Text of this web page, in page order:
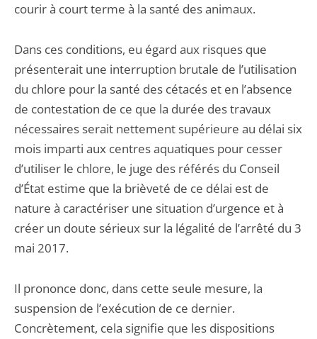
courir à court terme à la santé des animaux.
Dans ces conditions, eu égard aux risques que
présenterait une interruption brutale de l’utilisation
du chlore pour la santé des cétacés et en l’absence
de contestation de ce que la durée des travaux
nécessaires serait nettement supérieure au délai six
mois imparti aux centres aquatiques pour cesser
d’utiliser le chlore, le juge des référés du Conseil
d’État estime que la brièveté de ce délai est de
nature à caractériser une situation d’urgence et à
créer un doute sérieux sur la légalité de l’arrêté du 3
mai 2017.
Il prononce donc, dans cette seule mesure, la
suspension de l’exécution de ce dernier.
Concrètement, cela signifie que les dispositions